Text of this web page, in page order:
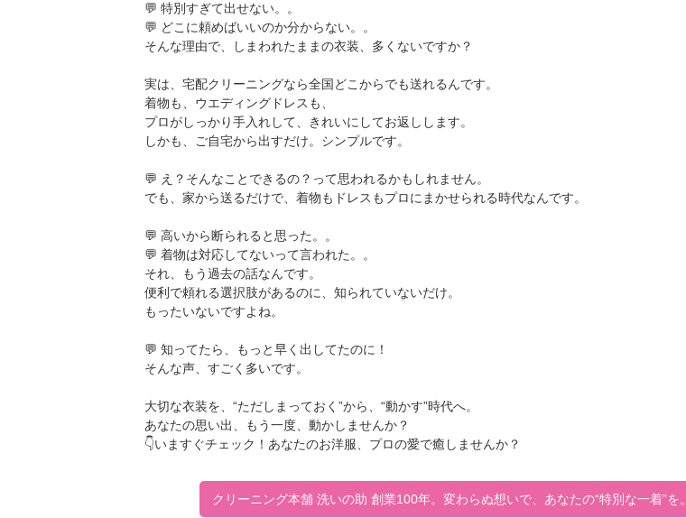
💬 特別すぎて出せない。。
💬 どこに頼めばいいのか分からない。。
そんな理由で、しまわれたままの衣装、多くないですか？
実は、宅配クリーニングなら全国どこからでも送れるんです。
着物も、ウエディングドレスも、
プロがしっかり手入れして、きれいにしてお返しします。
しかも、ご自宅から出すだけ。シンプルです。
💬 え？そんなことできるの？って思われるかもしれません。
でも、家から送るだけで、着物もドレスもプロにまかせられる時代なんです。
💬 高いから断られると思った。。
💬 着物は対応してないって言われた。。
それ、もう過去の話なんです。
便利で頼れる選択肢があるのに、知られていないだけ。
もったいないですよね。
💬 知ってたら、もっと早く出してたのに！
そんな声、すごく多いです。
大切な衣装を、“ただしまっておく”から、“動かす”時代へ。
あなたの思い出、もう一度、動かしませんか？
👇いますぐチェック！あなたのお洋服、プロの愛で癒しませんか？
クリーニング本舗 洗いの助 創業100年。変わらぬ想いで、あなたの“特別な一着”を。